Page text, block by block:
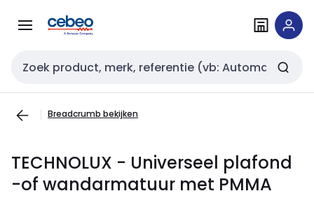
naar
naar
Zoekveld invoer
Breadcrumb bekijken
TECHNOLUX - Universeel plafond
-of wandarmatuur met PMMA